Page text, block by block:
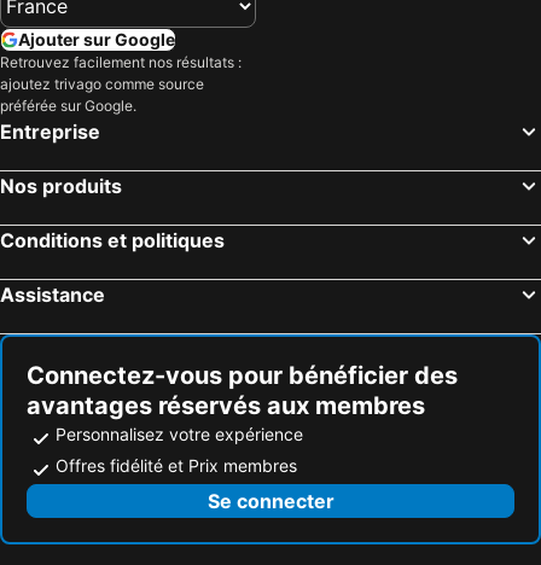
Ajouter sur Google
Retrouvez facilement nos résultats :
ajoutez trivago comme source
préférée sur Google.
Entreprise
Nos produits
Conditions et politiques
Assistance
Connectez-vous pour bénéficier des
avantages réservés aux membres
Personnalisez votre expérience
Offres fidélité et Prix membres
Se connecter